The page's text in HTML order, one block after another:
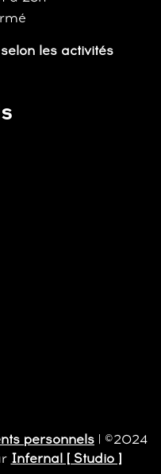
les activités
personnels | ©2024
Infernal [ Studio ]